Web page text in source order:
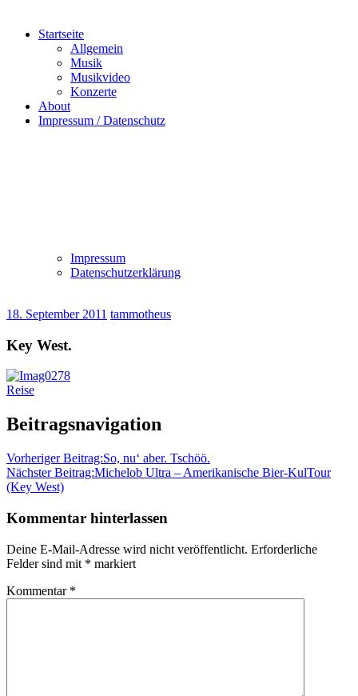
Startseite
Allgemein
Musik
Musikvideo
Konzerte
About
Impressum / Datenschutz
Impressum
Datenschutzerklärung
18. September 2011 tammotheus
Key West.
Reise
Beitragsnavigation
Vorheriger Beitrag:So, nu‘ aber. Tschöö.
Nächster Beitrag:Michelob Ultra – Amerikanische Bier-KulTour
(Key West)
Kommentar hinterlassen
Deine E-Mail-Adresse wird nicht veröffentlicht. Erforderliche
Felder sind mit * markiert
Kommentar *